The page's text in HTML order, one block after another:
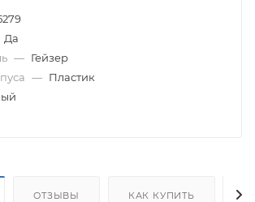
Да
— Гейзер
— Пластик
ОТЗЫВЫ КАК КУПИТЬ